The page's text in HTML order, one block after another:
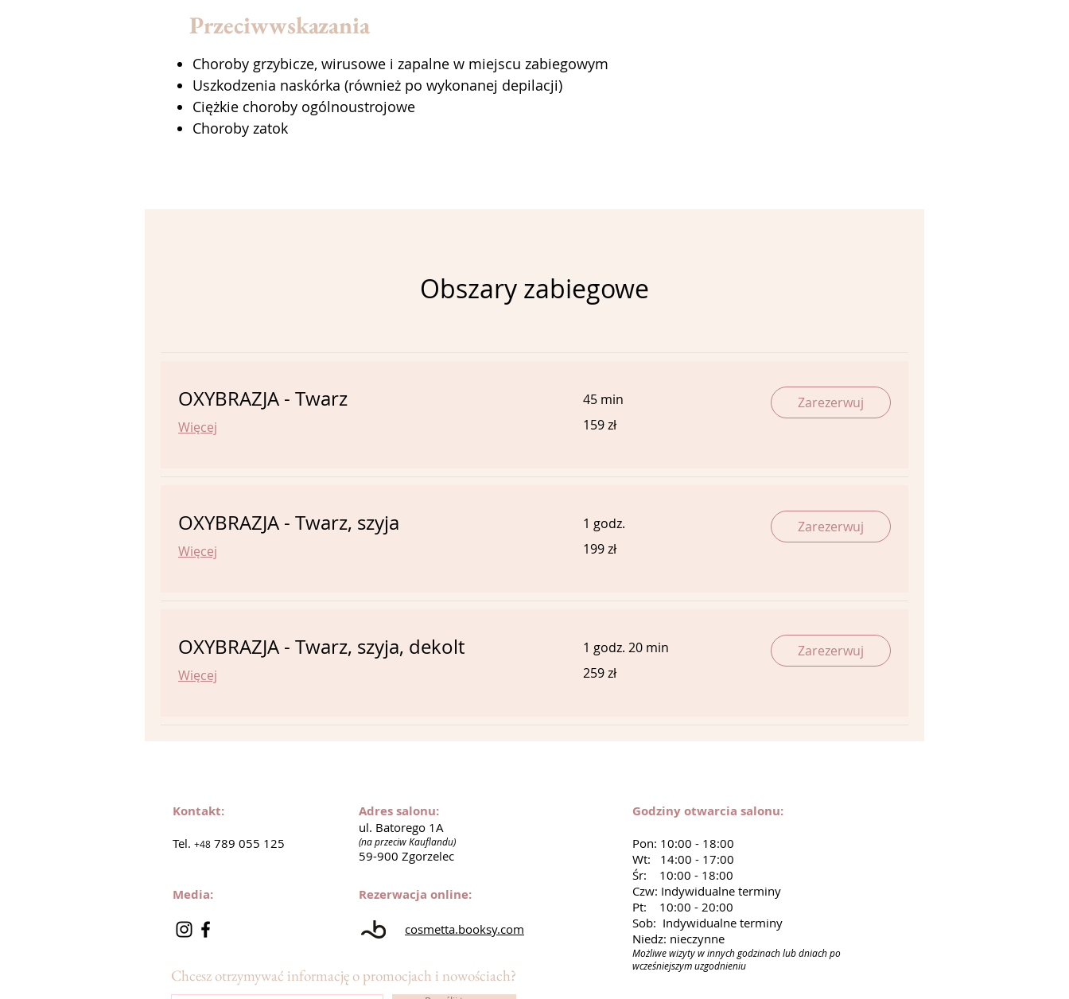
Przeciwwskazania
Choroby grzybicze, wirusowe i zapalne w miejscu zabiegowym
Uszkodzenia naskórka (również po wykonanej depilacji)
Ciężkie choroby ogólnoustrojowe
Choroby zatok
Obszary zabiegowe
OXYBRAZJA - Twarz
Więcej
45 min
złotych
159 zł
Zarezerwuj
OXYBRAZJA - Twarz, szyja
Więcej
1 godz.
złotych
199 zł
Zarezerwuj
OXYBRAZJA - Twarz, szyja, dekolt
Więcej
1 godz. 20 min
złotych
259 zł
Zarezerwuj
Kontakt:
Tel. +48 789 055 125
Media:
Adres salonu:
ul. Batorego 1A
(na przeciw Kauflandu)
59-900 Zgorzelec
Rezerwacja online:
cosmetta.booksy.com
Chcesz otrzymywać informację o promocjach i nowościach?
Godziny otwarcia salonu:
Pon: 10:00 - 18:00
Wt: 14:00 - 17:00
Śr: 10:00 - 18:00
Czw: Indywidualne terminy
Pt: 10:00 - 20:00
Sob: Indywidualne terminy
Niedz: nieczynne
Możliwe wizyty w innych godzinach lub dniach po
wcześniejszym uzgodnieniu